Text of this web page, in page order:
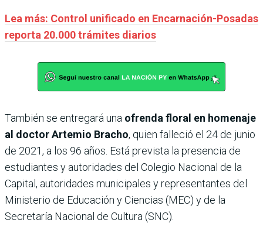
Lea más: Control unificado en Encarnación-Posadas
reporta 20.000 trámites diarios
También se entregará una ofrenda floral en homenaje
al doctor Artemio Bracho, quien falleció el 24 de junio
de 2021, a los 96 años. Está prevista la presencia de
estudiantes y autoridades del Colegio Nacional de la
Capital, autoridades municipales y representantes del
Ministerio de Educación y Ciencias (MEC) y de la
Secretaría Nacional de Cultura (SNC).